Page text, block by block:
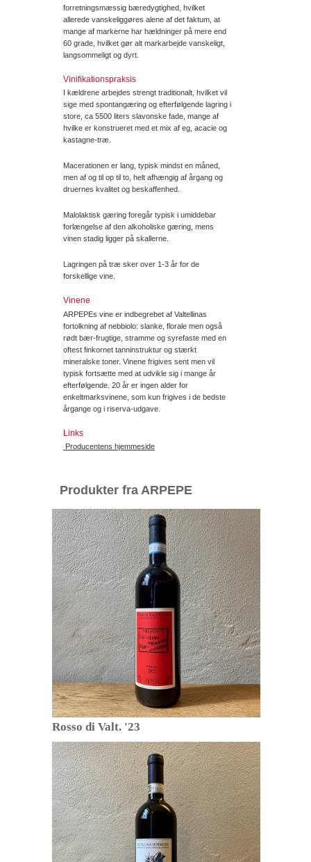
forretningsmæssig bæredygtighed, hvilket
allerede vanskeliggøres alene af det faktum, at
mange af markerne har hældninger på mere end
60 grade, hvilket gør alt markarbejde vanskeligt,
langsommeligt og dyrt.
Vinifikationspraksis
I kældrene arbejdes strengt traditionalt, hvilket vil
sige med spontangæring og efterfølgende lagring i
store, ca 5500 liters slavonske fade, mange af
hvilke er konstrueret med et mix af eg, acacie og
kastagne-træ.
Macerationen er lang, typisk mindst en måned,
men af og til op til to, helt afhængig af årgang og
druernes kvalitet og beskaffenhed.
Malolaktisk gæring foregår typisk i umiddebar
forlængelse af den alkoholiske gæring, mens
vinen stadig ligger på skallerne.
Lagringen på træ sker over 1-3 år for de
forskellige vine.
Vinene
ARPEPEs vine er indbegrebet af Valtellinas
fortolkning af nebbiolo: slanke, florale men også
rødt bær-frugtige, stramme og syrefaste med en
oftest finkornet tanninstruktur og stærkt
mineralske toner. Vinene frigives sent men vil
typisk fortsætte med at udvikle sig i mange år
efterfølgende. 20 år er ingen alder for
enkeltmarksvinene, som kun frigives i de bedste
årgange og i riserva-udgave.
Links
Producentens hjemmeside
Produkter fra ARPEPE
Rosso di Valt. '23